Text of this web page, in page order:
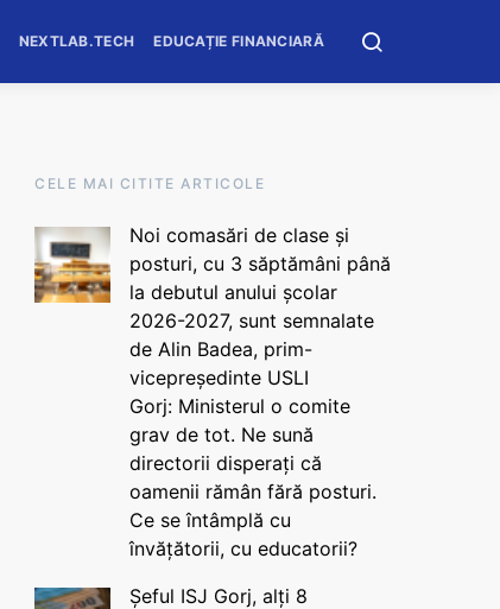
NEXTLAB.TECH EDUCAȚIE FINANCIARĂ
CELE MAI CITITE ARTICOLE
Noi comasări de clase și
posturi, cu 3 săptămâni până
la debutul anului școlar
2026-2027, sunt semnalate
de Alin Badea, prim-
vicepreședinte USLI
Gorj: Ministerul o comite
grav de tot. Ne sună
directorii disperați că
oamenii rămân fără posturi.
Ce se întâmplă cu
învățătorii, cu educatorii?
Șeful ISJ Gorj, alți 8